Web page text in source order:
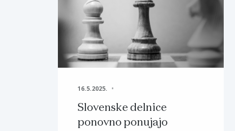
16.5.2025.
Slovenske delnice
ponovno ponujajo